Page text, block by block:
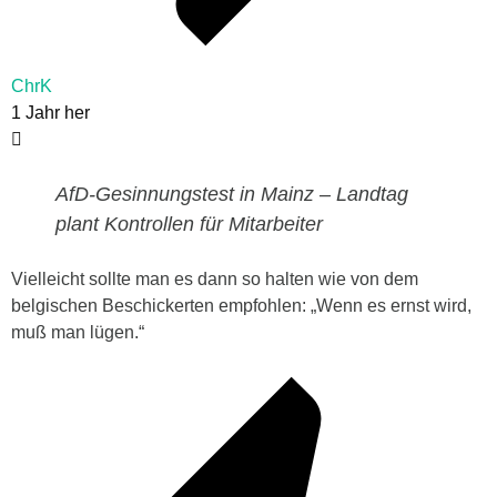
ChrK
1 Jahr her
AfD-Gesinnungstest in Mainz – Landtag
plant Kontrollen für Mitarbeiter
Vielleicht sollte man es dann so halten wie von dem
belgischen Beschickerten empfohlen: „Wenn es ernst wird,
muß man lügen.“